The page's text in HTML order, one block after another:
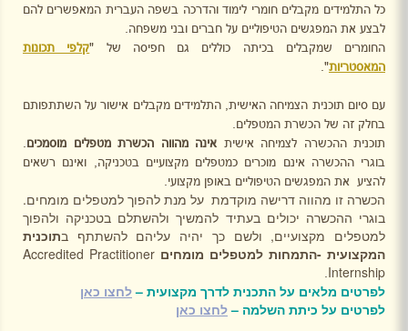
כל התלמידים מקבלים חומרי לימוד והדרכה בשפה העברית המאפשרים להם
לבצע את המפגשים הטיפוליים על חברים ובני משפחה.
החומרים שמקבלים בכיתה כוללים גם חפיסה של "קלפי תכונות
המאסטריות".
עם סיום תוכנית הצמיחה האישית, התלמידים מקבלים אישור על השתתפותם
בחלק זה של הכשרת המטפלים.
תוכנית ההכשרה לצמיחה אישית אינה מהווה הכשרת מטפלים מוסמכים
בוגרי ההכשרה אינם מוכרים כמטפלים מקצועיים בטכניקה, ואינם רשאים
להציע
את המפגשים הטיפוליים באופן מקצועי.
הכשרה זו מהווה דרישה מוקדמת על מנת להפוך למטפלים מומחים.
בוגרי ההכשרה יכולים בעתיד להמשיך ולהשתלם בטכניקה ולהפוך
למטפלים מקצועיים, ולשם כך יהיה עליהם להשתתף בתוכנית
המקצועית -התמחות למטפלים מומחים Accredited Practitioner
Internship
לפרטים מלאים על התכנית לדרך מקצועית –לחצו כאן
לפרטים על כיתת השלמה –לחצו כאן